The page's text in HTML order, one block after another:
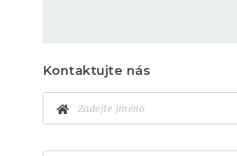
Kontaktujte nás